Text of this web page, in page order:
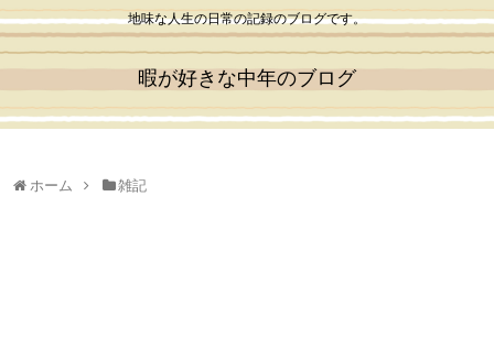
地味な人生の日常の記録のブログです。
暇が好きな中年のブログ
ホーム 雑記